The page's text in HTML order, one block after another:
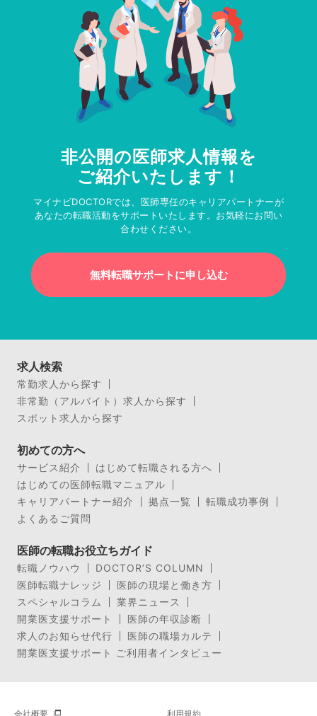
非公開の医師求人情報を
ご紹介いたします！
マイナビDOCTORでは、医師専任のキャリアパートナーが
あなたの転職活動をサポートいたします。お気軽にお問い
合わせください。
無料転職サポートに申し込む
求人検索
常勤求人から探す
非常勤（アルバイト）求人から探す
スポット求人から探す
初めての方へ
サービス紹介
はじめて転職される方へ
はじめての医師転職マニュアル
キャリアパートナー紹介
拠点一覧
転職成功事例
よくあるご質問
医師の転職お役立ちガイド
転職ノウハウ
DOCTOR’S COLUMN
医師転職ナレッジ
医師の現場と働き方
スペシャルコラム
業界ニュース
開業医支援サポート
医師の年収診断
求人のお知らせ代行
医師の職場カルテ
開業医支援サポート ご利用者インタビュー
会社概要 利用規約